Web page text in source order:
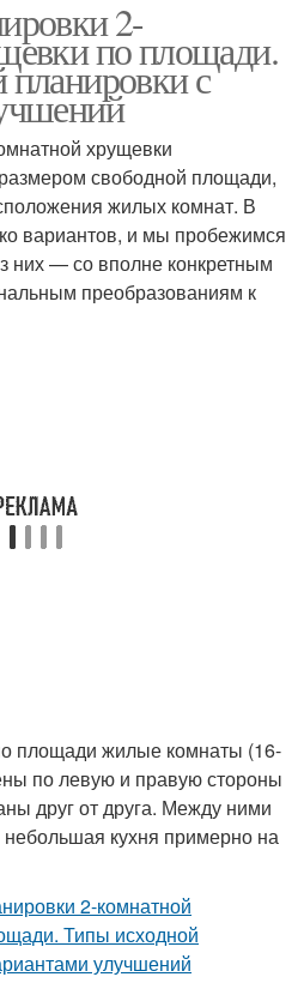
2-
по площади.
с
хрущевки
свободной площади,
жилых комнат. В
вариантов, и мы пробежимся
— со вполне конкретным
преобразованиям к
площади жилые комнаты (16-
по левую и правую стороны
друг от друга. Между ними
небольшая кухня примерно на